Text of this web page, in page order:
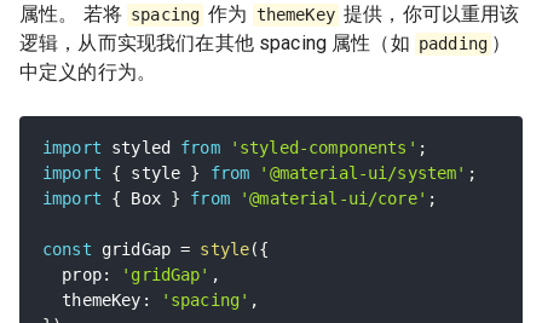
属性。 若将 spacing 作为 themeKey 提供，你可以重用该
逻辑，从而实现我们在其他 spacing 属性（如 padding ）
中定义的行为。
import styled from 'styled-components' ;
import
{ style } from '@material-ui/system' ;
import
{ Box } from '@material-ui/core' ;
const gridGap = style({
  prop
: 'gridGap' ,
  themeKey
: 'spacing' ,